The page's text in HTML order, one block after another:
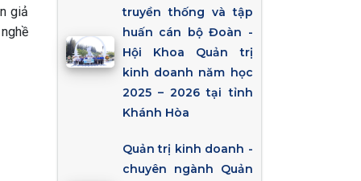
giả
truyền thống và tập
huấn cán bộ Đoàn -
Hội Khoa Quản trị
kinh doanh năm học
2025 – 2026 tại tỉnh
Khánh Hòa
Quản trị kinh doanh -
chuyên ngành Quản